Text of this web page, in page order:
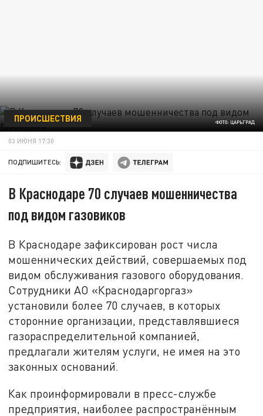
ФОТО: ЦАРЬГРАД
ПРОИСШЕСТВИЯ
03 ИЮНЯ 17:30
ПОДПИШИТЕСЬ:
В Краснодаре 70 случаев мошенничества
под видом газовиков
В Краснодаре зафиксирован рост числа
мошеннических действий, совершаемых под
видом обслуживания газового оборудования.
Сотрудники АО «Краснодаргоргаз»
установили более 70 случаев, в которых
сторонние организации, представлявшиеся
газораспределительной компанией,
предлагали жителям услуги, не имея на это
законных оснований.
Как проинформировали в пресс-службе
предприятия, наиболее распространённым